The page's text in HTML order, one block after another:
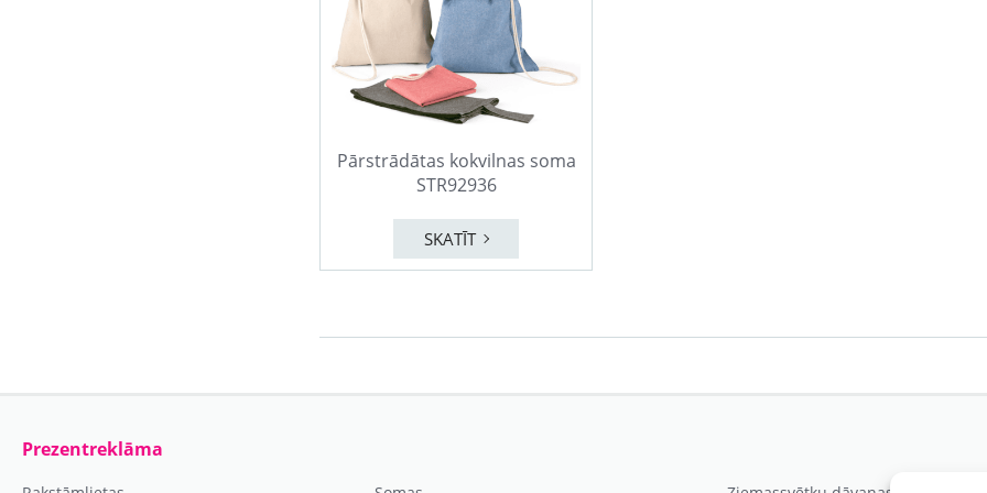
Pārstrādātas kokvilnas soma
STR92936
SKATĪT
Prezentreklāma